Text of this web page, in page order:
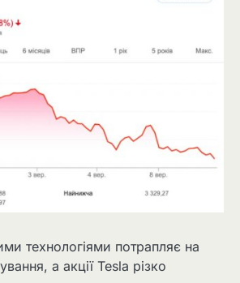
технологіями потрапляє на
а акції Tesla різко